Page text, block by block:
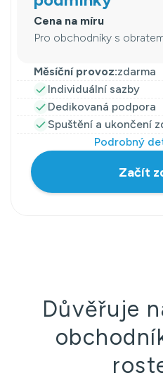
Cena na míru
Pro obchodníky s
Měsíční provoz:zdarma
Individuální sazby
Dedikovaná podpora
Spuštění a ukončení
Podrobný
Začít
Důvěřuje